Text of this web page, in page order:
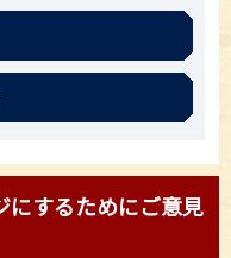
にするためにご意見